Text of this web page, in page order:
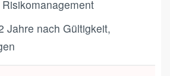
Jahre nach Gültigkeit,